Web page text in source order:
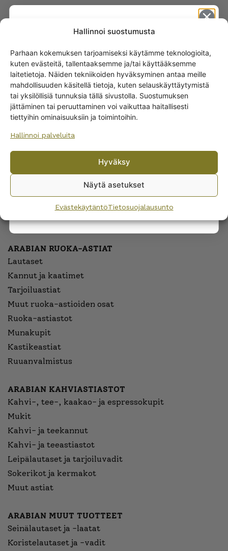
Hallinnoi suostumusta
Parhaan kokemuksen tarjoamiseksi käytämme teknologioita,
kuten evästeitä, tallentaaksemme ja/tai käyttääksemme
laitetietoja. Näiden tekniikoiden hyväksyminen antaa meille
mahdollisuuden käsitellä tietoja, kuten selauskäyttäytymistä
tai yksilöllisiä tunnuksia tällä sivustolla. Suostumuksen
jättäminen tai peruuttaminen voi vaikuttaa haitallisesti
tiettyihin ominaisuuksiin ja toimintoihin.
Hallinnoi palveluita
Hyväksy
Näytä asetukset
EvästekäytäntöTietosuojalausunto
KATEGORIA
Kotimainen lasi
Lasiset
ARABIAN RUOKA-ASTIAT
Lautaset
Kannut ja kaatimet
Tarjoiluastiat
Muut ruoka-astioiden osat
Ruoka-astiastot
Munakupit
Kastikeastiat
Ruuanvalmistus
ARABIAN KAHVIASTIASTOT
Kahvi-, tee-, kaakao- ja espressokupit
Mukit
Kahvi- ja teekannut
Kahvi- ja teeastiastot
Leipälautaset ja tarjoiluvadit
Sokerikot ja kermakot
Muut astiat
ARABIAN MUUT TUOTTEET
Seinälautaset ja -laatat
Koristelautaset ja -vadit
Get -5%
off?
Yes! I want the discount
privacy policy.